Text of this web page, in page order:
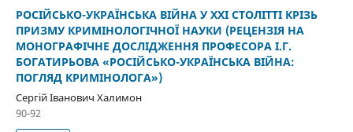
РОСІЙСЬКО-УКРАЇНСЬКА ВІЙНА У ХХІ СТОЛІТТІ КРІЗЬ
ПРИЗМУ КРИМІНОЛОГІЧНОЇ НАУКИ (РЕЦЕНЗІЯ НА
МОНОГРАФІЧНЕ ДОСЛІДЖЕННЯ ПРОФЕСОРА І.Г.
БОГАТИРЬОВА «РОСІЙСЬКО-УКРАЇНСЬКА ВІЙНА:
ПОГЛЯД КРИМІНОЛОГА»)
Сергій Іванович Халимон
90-92